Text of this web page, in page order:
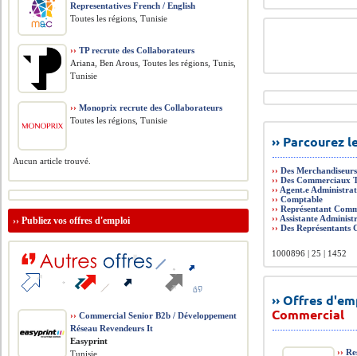
››
››Des Merchandiseurs
››Des Commerciaux
›› Agent.e
››Comptable
››Représentant
›› Assistante
››Des Représentants
1000896 | 25 | 1452
›› Offres
Commercial
››
Representatives French / English
Toutes les régions, Tunisie
›› TP recrute des Collaborateurs
Ariana, Ben Arous, Toutes les régions, Tunis,
Tunisie
›› Monoprix recrute des Collaborateurs
Toutes les régions, Tunisie
Aucun article trouvé.
››Publiez vos offres d'emploi
›› Commercial Senior B2b / Développement
Réseau Revendeurs It
Easyprint
Tunisie